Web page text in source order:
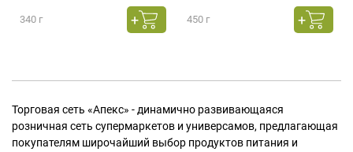
340 г 450 г
Торговая сеть «Апекс» - динамично развивающаяся
розничная сеть супермаркетов и универсамов, предлагающая
покупателям широчайший выбор продуктов питания и